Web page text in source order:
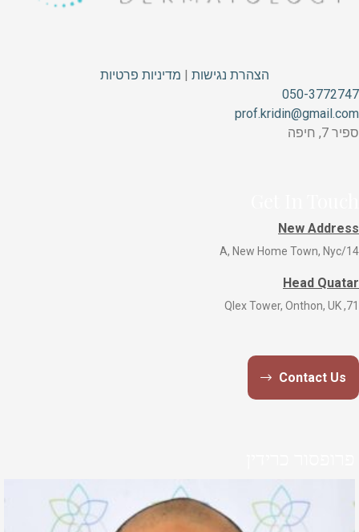
הצהרת נגישות | מדיניות פרטיות
050-3772747
prof.kridin@gmail.com
ספיר 7, חיפה
New Address
14/A, New Home Town, Nyc
Head Quatar
71, Qlex Tower, Onthon, UK
Contact Us